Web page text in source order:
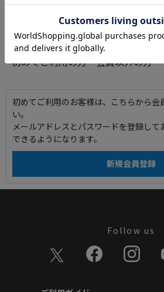
初めてご利用の方・会員以外の方
初めてご利用のお客様は、こちらから会
い。
メールアドレスとパスワードを登録して
できるようになります。
Follow us